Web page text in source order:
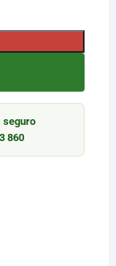
seguro
860